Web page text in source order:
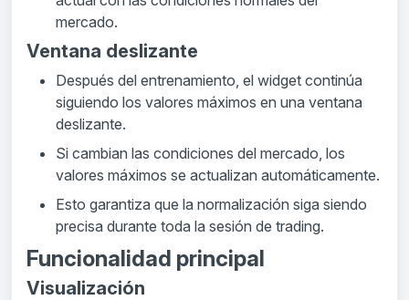
mercado.
Ventana deslizante
Después del entrenamiento, el widget continúa
siguiendo los valores máximos en una ventana
deslizante.
Si cambian las condiciones del mercado, los
valores máximos se actualizan automáticamente.
Esto garantiza que la normalización siga siendo
precisa durante toda la sesión de trading.
Funcionalidad principal
Visualización